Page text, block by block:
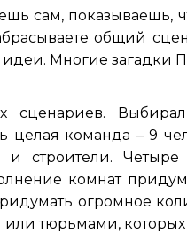
сам, показываешь,
общий
идеи. Многие загадки
сценариев.
целая команда – 9
строители. Четыре
комнат
огромное
тюрьмами, которых